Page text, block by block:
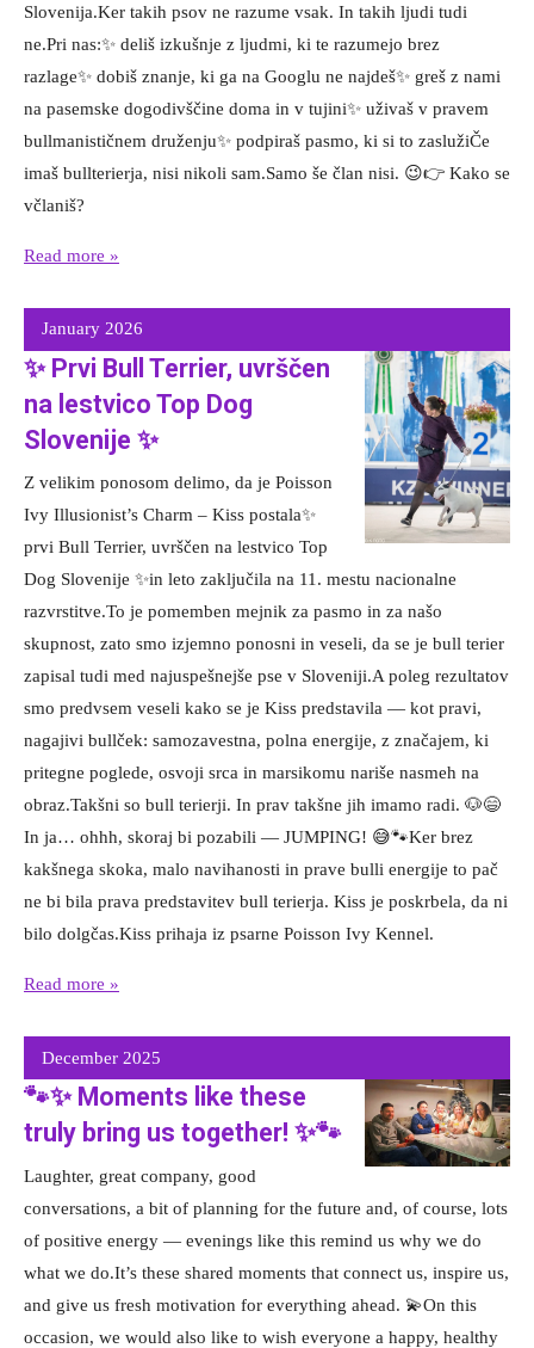
Slovenija.Ker takih psov ne razume vsak. In takih ljudi tudi
ne.Pri nas:✨ deliš izkušnje z ljudmi, ki te razumejo brez
razlage✨ dobiš znanje, ki ga na Googlu ne najdeš✨ greš z nami
na pasemske dogodivščine doma in v tujini✨ uživaš v pravem
bullmanističnem druženju✨ podpiraš pasmo, ki si to zaslužiČe
imaš bullterierja, nisi nikoli sam.Samo še član nisi. 😉👉 Kako se
včlaniš?
Read more »
January 2026
✨ Prvi Bull Terrier, uvrščen
na lestvico Top Dog
Slovenije ✨
Z velikim ponosom delimo, da je Poisson
Ivy Illusionist’s Charm – Kiss postala✨
prvi Bull Terrier, uvrščen na lestvico Top
Dog Slovenije ✨in leto zaključila na 11. mestu nacionalne
razvrstitve.To je pomemben mejnik za pasmo in za našo
skupnost, zato smo izjemno ponosni in veseli, da se je bull terier
zapisal tudi med najuspešnejše pse v Sloveniji.A poleg rezultatov
smo predvsem veseli kako se je Kiss predstavila — kot pravi,
nagajivi bullček: samozavestna, polna energije, z značajem, ki
pritegne poglede, osvoji srca in marsikomu nariše nasmeh na
obraz.Takšni so bull terierji. In prav takšne jih imamo radi. 🐶😄
In ja… ohhh, skoraj bi pozabili — JUMPING! 😅🐾Ker brez
kakšnega skoka, malo navihanosti in prave bulli energije to pač
ne bi bila prava predstavitev bull terierja. Kiss je poskrbela, da ni
bilo dolgčas.Kiss prihaja iz psarne Poisson Ivy Kennel.
Read more »
December 2025
🐾✨ Moments like these
truly bring us together! ✨🐾
Laughter, great company, good
conversations, a bit of planning for the future and, of course, lots
of positive energy — evenings like this remind us why we do
what we do.It’s these shared moments that connect us, inspire us,
and give us fresh motivation for everything ahead. 💫On this
occasion, we would also like to wish everyone a happy, healthy